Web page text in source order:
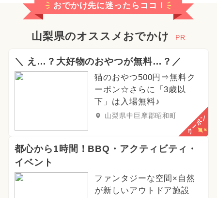
おでかけ先に迷ったらココ！
山梨県のオススメおでかけ PR
＼ え…？大好物のおやつが無料…？／
猫のおやつ500円⇒無料ク
ーポン☆さらに「3歳以
下」は入場無料♪
山梨県中巨摩郡昭和町 クーポン
都心から1時間！BBQ・アクティビティ・
イベント
ファンタジーな空間×自然
が新しいアウトドア施設